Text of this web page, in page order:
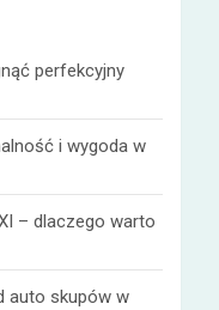
perfekcyjny
i wygoda w
– dlaczego warto
auto skupów w